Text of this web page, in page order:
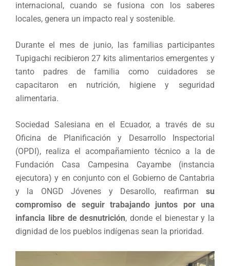
internacional, cuando se fusiona con los saberes
locales, genera un impacto real y sostenible.
Durante el mes de junio, las familias participantes
Tupigachi recibieron 27 kits alimentarios emergentes y
tanto padres de familia como cuidadores se
capacitaron en nutrición, higiene y seguridad
alimentaria.
Sociedad Salesiana en el Ecuador, a través de su
Oficina de Planificación y Desarrollo Inspectorial
(OPDI), realiza el acompañamiento técnico a la de
Fundación Casa Campesina Cayambe (instancia
ejecutora) y en conjunto con el Gobierno de Cantabria
y la ONGD Jóvenes y Desarollo, reafirman su
compromiso de seguir trabajando juntos por una
infancia libre de desnutrición, donde el bienestar y la
dignidad de los pueblos indígenas sean la prioridad.